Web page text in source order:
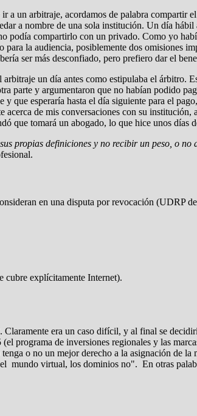
a un arbitraje, acordamos de palabra compartir
a nombre de una sola institución. Un día hábil
podía compartirlo con un privado. Como yo
la audiencia, posiblemente dos omisiones
ser más desconfiado, pero prefiero dar el
un día antes como estipulaba el árbitro.
parte y argumentaron que no habían podido
que esperaría hasta el día siguiente para el
de mis conversaciones con su institución,
que tomará un abogado, lo que hice unos días
propias definiciones y no recibir un peso, o
en una disputa por revocación (UDRP
cubre explícitamente Internet).
era un caso difícil, y al final se
programa de inversiones regionales y las
o no un mejor derecho a la asignación de
mundo virtual, los dominios no". En otras